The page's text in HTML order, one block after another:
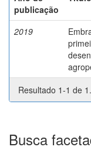
publicação
2019
Resultado 1-1 de 1.
Busca